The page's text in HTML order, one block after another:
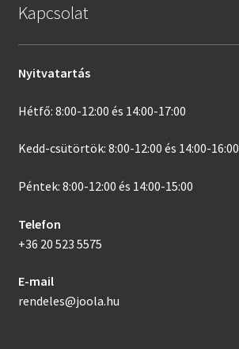
Kapcsolat
Nyitvatartás
Hétfő: 8:00-12:00 és 14:00-17:00
Kedd-csütörtök: 8:00-12:00 és 14:00-16:00
Péntek: 8:00-12:00 és 14:00-15:00
Telefon
+36 20 523 5575
E-mail
rendeles@joola.hu